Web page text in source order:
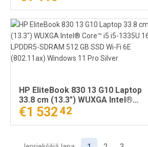
SSD Wi-Fi 6E (802.11ax) Windows
11 Pro Silver
HP EliteBook 830 13 G10 Laptop
33.8 cm (13.3") WUXGA Intel®
Core™ i5 i5-1335U 16 GB LPDDR5-
SDRAM 512 GB SSD Wi-Fi 6E
(802.11ax) Windows 11 Pro Silver
€1 532 42